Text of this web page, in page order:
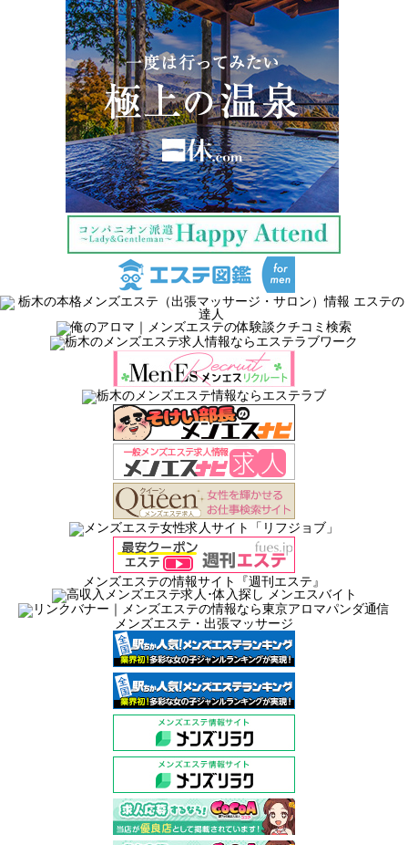
メンズエステの情報サイト『週刊エステ』
メンズエステ・出張マッサージ